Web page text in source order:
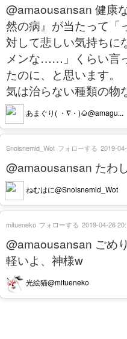
@amaousansan 健康
然の病』が当たって「
対して悲しい気持ち
メンな……」くらい言
たのに、と思います
気は治らない種類の物
あまぐり( ・∇・)🌰@amagu...
@amaousansan たわ
ねむはに@Snoisnemid_Wot
Snoisnemid_Wot フォローする 2019-
@amaousansan ごめ
軽いよ、神様w
光絵猫@mitueneko
mitueneko フォローする 2019-04-26